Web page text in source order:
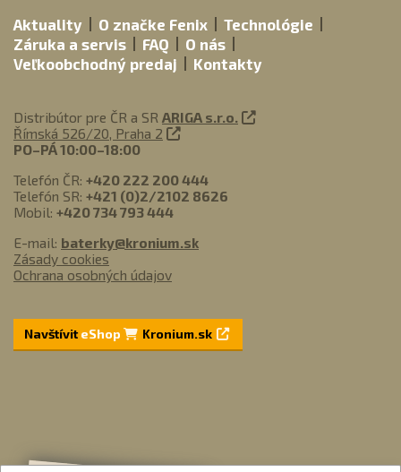
Aktuality O značke Fenix
Technológie
Záruka a servis
FAQ
O nás
Veľkoobchodný predaj
Kontakty
Distribútor pre ČR a SR ARIGA s.r.o.
Římská 526/20, Praha 2
PO–PÁ 10:00–18:00
Telefón ČR: +420 222 200 444
Telefón SR: +421 (0)2/2102 8626
Mobil: +420 734 793 444
E-mail: baterky@kronium.sk
Zásady cookies
Ochrana osobných údajov
NavštíviteShop Kronium.sk